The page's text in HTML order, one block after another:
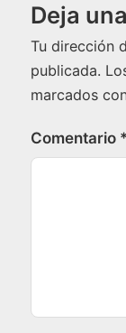
Deja
Tu dirección
publicada.
marcados
Comentario *